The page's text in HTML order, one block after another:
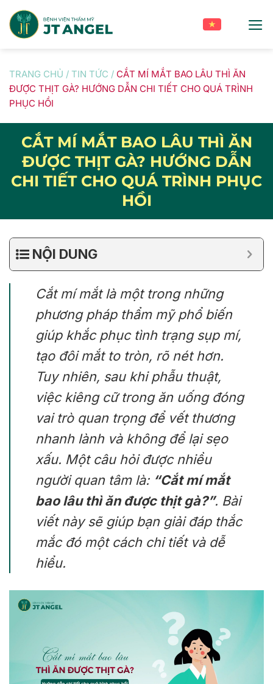
content
TRANG CHỦ / TIN TỨC / CẮT MÍ MẮT BAO LÂU THÌ ĂN
ĐƯỢC THỊT GÀ? HƯỚNG DẪN CHI TIẾT CHO QUÁ TRÌNH
PHỤC HỒI
CẮT MÍ MẮT BAO LÂU THÌ ĂN
ĐƯỢC THỊT GÀ? HƯỚNG DẪN
CHI TIẾT CHO QUÁ TRÌNH PHỤC
HỒI
NỘI DUNG
Cắt mí mắt là một trong những
phương pháp thẩm mỹ phổ biến
giúp khắc phục tình trạng sụp mí,
tạo đôi mắt to tròn, rõ nét hơn.
Tuy nhiên, sau khi phẫu thuật,
việc kiêng cữ trong ăn uống đóng
vai trò quan trọng để vết thương
nhanh lành và không để lại sẹo
xấu. Một câu hỏi được nhiều
người quan tâm là: “Cắt mí mắt
bao lâu thì ăn được thịt gà?”. Bài
viết này sẽ giúp bạn giải đáp thắc
mắc đó một cách chi tiết và dễ
hiểu.